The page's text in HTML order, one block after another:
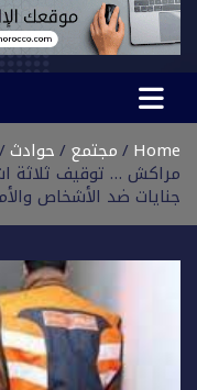
Home مجتمع حوادث
مراكش … توقيف ثلاثة
جنايات ضد الأشخاص